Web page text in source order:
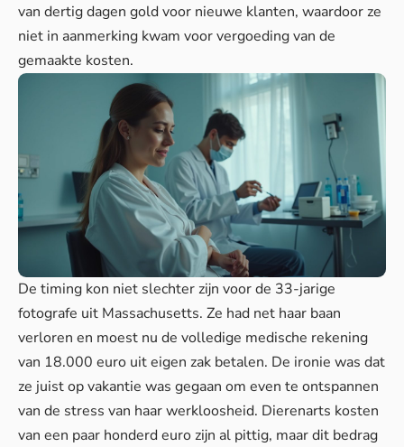
van dertig dagen gold voor nieuwe klanten, waardoor ze
niet in aanmerking kwam voor vergoeding van de
gemaakte kosten.
De timing kon niet slechter zijn voor de 33-jarige
fotografe uit Massachusetts. Ze had net haar baan
verloren en moest nu de volledige medische rekening
van 18.000 euro uit eigen zak betalen. De ironie was dat
ze juist op vakantie was gegaan om even te ontspannen
van de stress van haar werkloosheid. Dierenarts kosten
van een paar honderd euro zijn al pittig, maar dit bedrag